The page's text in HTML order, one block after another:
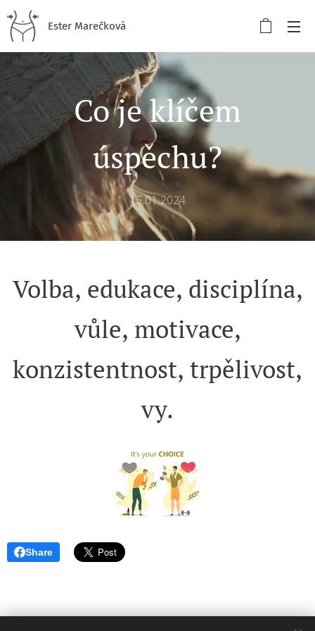
Ester Marečková
Co je klíčem
úspěchu?
15.01.2024
Volba, edukace, disciplína,
vůle, motivace,
konzistentnost, trpělivost,
vy.
Share